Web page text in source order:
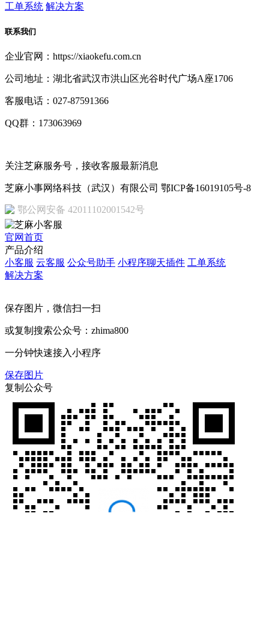
工单系统 解决方案
联系我们
企业官网：https://xiaokefu.com.cn
公司地址：湖北省武汉市洪山区光谷时代广场A座1706
客服电话：027-87591366
QQ群：173063969
关注芝麻服务号，接收客服最新消息
芝麻小事网络科技（武汉）有限公司 鄂ICP备16019105号-8
鄂公网安备 42011102001542号
官网首页
产品介绍
小客服 云客服 公众号助手 小程序聊天插件 工单系统
解决方案
保存图片，微信扫一扫
或复制搜索公众号：zhima800
一分钟快速接入小程序
保存图片
复制公众号